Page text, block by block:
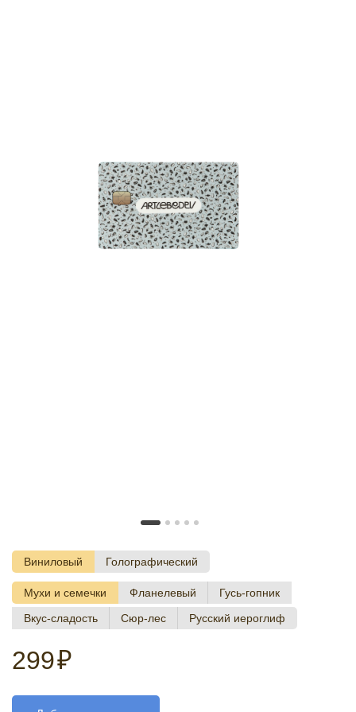
Виниловый Голографический
Мухи и семечки Фланелевый
Гусь-гопник
Вкус-сладость
Сюр-лес Русский иероглиф
299₽